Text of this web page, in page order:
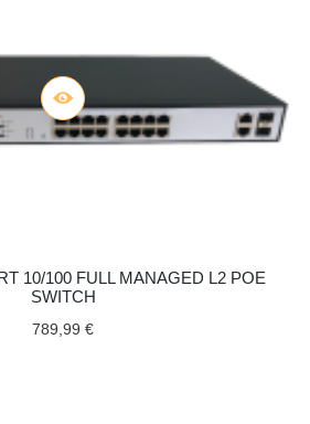
10/100 FULL MANAGED L2 POE
SWITCH
789,99 €